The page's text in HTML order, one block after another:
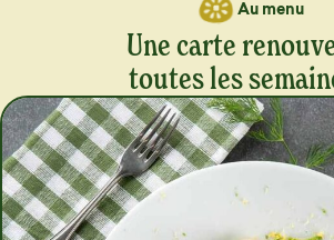
Au menu
Une carte
toutes les